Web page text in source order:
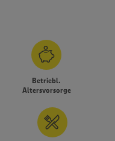
Betriebl.
Altersvorsorge